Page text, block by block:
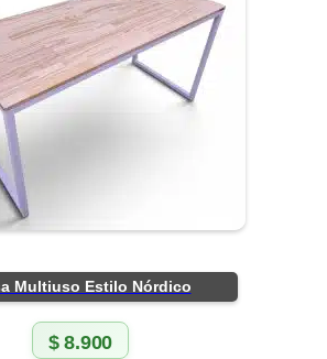
Multiuso Estilo Nórdico
$8.900